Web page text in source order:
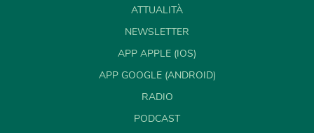
ATTUALITÀ
NEWSLETTER
APP APPLE (IOS)
APP GOOGLE (ANDROID)
RADIO
PODCAST